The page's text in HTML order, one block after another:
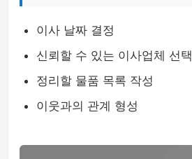
이사 날짜 결정
신뢰할 수 있는 이사업체 선택
정리할 물품 목록 작성
이웃과의 관계 형성